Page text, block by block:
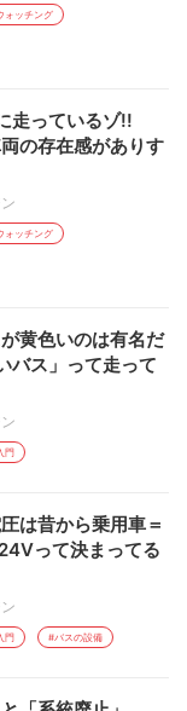
ォッチング
走っているゾ!!
の存在感がありす
ォッチング
黄色いのは有名だ
バス」って走って
門
は昔から乗用車＝
って決まってる
門 #バスの設備